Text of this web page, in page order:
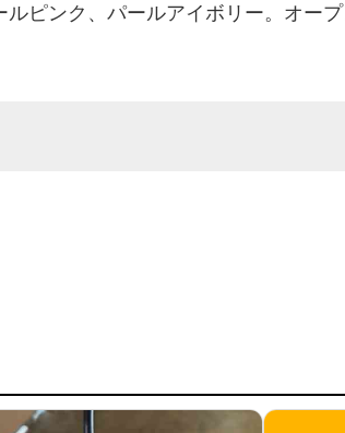
ピンク、パールアイボリー。オープ